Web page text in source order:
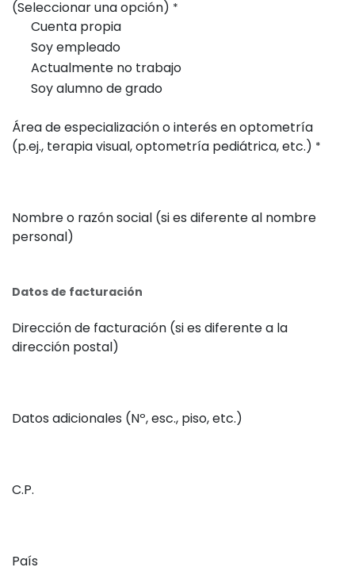
(Seleccionar una opción) *
Cuenta propia
Soy empleado
Actualmente no trabajo
Soy alumno de grado
Área de especialización o interés en optometría
(p.ej., terapia visual, optometría pediátrica, etc.) *
Nombre o razón social (si es diferente al nombre
personal)
Datos de facturación
Dirección de facturación (si es diferente a la
dirección postal)
Datos adicionales (Nº, esc., piso, etc.)
C.P.
País